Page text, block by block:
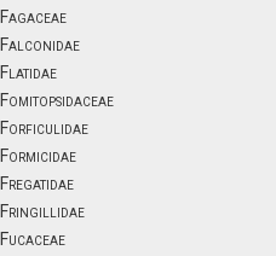
Fagaceae
Falconidae
Flatidae
Fomitopsidaceae
Forficulidae
Formicidae
Fregatidae
Fringillidae
Fucaceae